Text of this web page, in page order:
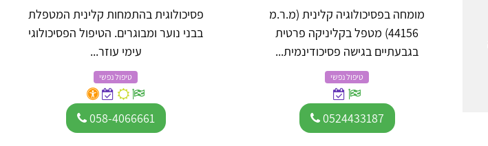
מומחה בפסיכולוגיה קלינית (מ.ר.מ
44156) מטפל בקליניקה פרטית
בגבעתיים בגישה פסיכודינמית...
טיפול נפשי
0524433187
פסיכולוגית בהתמחות קלינית המטפלת
בבני נוער ומבוגרים. הטיפול הפסיכולוגי
עימי עוזר...
טיפול נפשי
058-4066661